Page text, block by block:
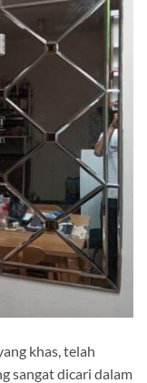
khas, telah
sangat dicari dalam